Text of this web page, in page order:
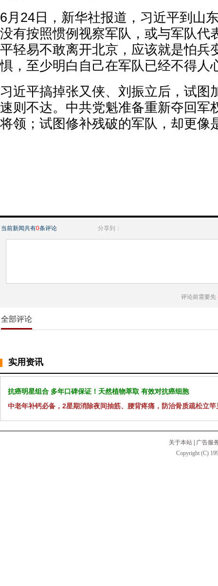
6月24日，新华社报道，习近平到山
没有按照惯例视察军队，或与军队代
平轻易不敢离开北京，应该就是怕兵
惧，至少明白自己在军队已经不得人
习近平搞掉张又侠、刘振立后，试图
速则不达。中共党魁准备重新夺回军
将领；试图修补残破的军队，却更像
当前新闻共有0条评论 分享到：
评论前需要先
全部评论
实用资讯
抗癌明星组合 多年口碑保证！天然植物萃取 有效对抗癌细胞
中老年补钙必备，2星期消除夜间抽筋、腰背疼痛，防治骨质疏松立竿
关于本站
广告服
Copyright (C)